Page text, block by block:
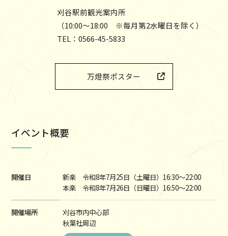
刈谷駅前観光案内所
（10:00～18:00 ※毎月第2水曜日を除く）
TEL：0566-45-5833
万燈祭ポスター
イベント概要
開催日
新楽 令和8年7月25日（土曜日）16:30～22:00
本楽 令和8年7月26日（日曜日）16:50～22:00
開催場所
刈谷市内中心部
秋葉社周辺